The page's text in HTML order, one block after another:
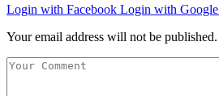
Login with Facebook Login with Google
Your email address will not be published.